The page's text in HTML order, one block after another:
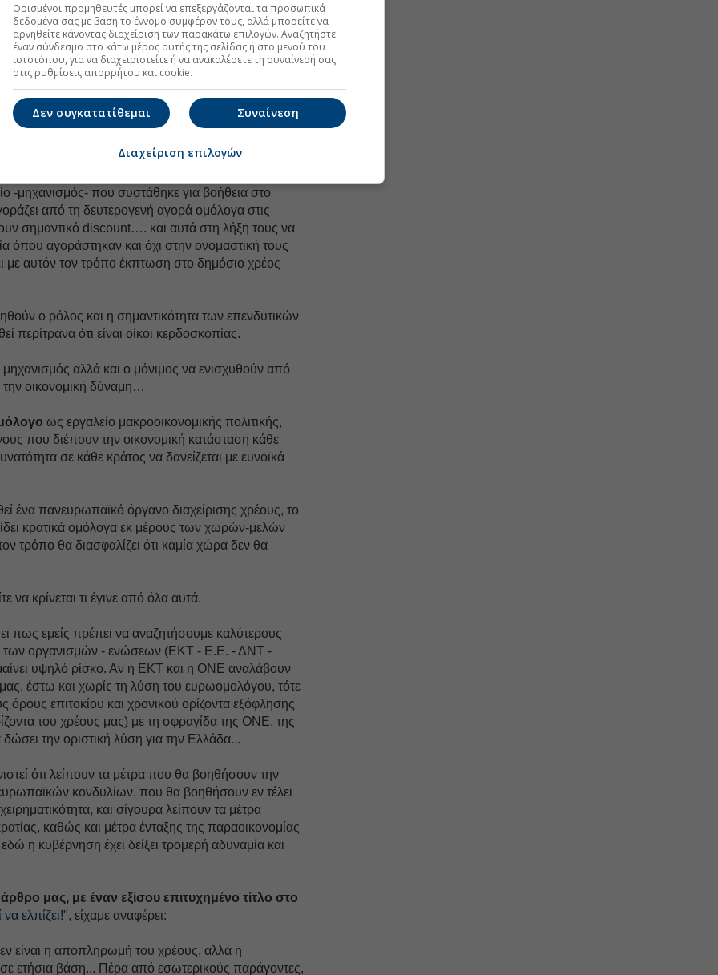
δανείου, που πήραμε (και θα πάρουμε).
επιτοκίου των 110 δισ. να μειωθεί έστω και κατά
ενίσχυσης της ανάπτυξης και της
των οικονομιών στο πλαίσιο της ΟΝΕ…
-μηχανισμός- που συστάθηκε για βοήθεια στο
από τη δευτερογενή αγορά ομόλογα στις
σημαντικό discount…. και αυτά στη λήξη τους να
όπου αγοράστηκαν και όχι στην ονομαστική τους
με αυτόν τον τρόπο έκπτωση στο δημόσιο χρέος
ο ρόλος και η σημαντικότητα των επενδυτικών
περίτρανα ότι είναι οίκοι κερδοσκοπίας.
αλλά και ο μόνιμος να ενισχυθούν από
οικονομική δύναμη…
ως εργαλείο μακροοικονομικής πολιτικής,
που διέπουν την οικονομική κατάσταση κάθε
σε κάθε κράτος να δανείζεται με ευνοϊκά
ένα πανευρωπαϊκό όργανο διαχείρισης χρέους, το
κρατικά ομόλογα εκ μέρους των χωρών-μελών
τρόπο θα διασφαλίζει ότι καμία χώρα δεν θα
να κρίνεται τι έγινε από όλα αυτά.
πως εμείς πρέπει να αναζητήσουμε καλύτερους
των οργανισμών - ενώσεων (ΕΚΤ - Ε.Ε. - ΔΝΤ -
υψηλό ρίσκο. Αν η ΕΚΤ και η ΟΝΕ αναλάβουν
έστω και χωρίς τη λύση του ευρωομολόγου, τότε
επιτοκίου και χρονικού ορίζοντα εξόφλησης
του χρέους μας) με τη σφραγίδα της ΟΝΕ, της
την οριστική λύση για την Ελλάδα...
ότι λείπουν τα μέτρα που θα βοηθήσουν την
κονδυλίων, που θα βοηθήσουν εν τέλει
και σίγουρα λείπουν τα μέτρα
καθώς και μέτρα ένταξης της παραοικονομίας
η κυβέρνηση έχει δείξει τρομερή αδυναμία και
μας, με έναν εξίσου επιτυχημένο τίτλο στο
ελπίζει!",είχαμε αναφέρει:
είναι η αποπληρωμή του χρέους, αλλά η
ετήσια βάση... Πέρα από εσωτερικούς παράγοντες,
Ορισμένοι προμηθευτές μπορεί να επεξεργάζονται τα προσωπικά
δεδομένα σας με βάση το έννομο συμφέρον τους, αλλά μπορείτε να
αρνηθείτε κάνοντας διαχείριση των παρακάτω επιλογών. Αναζητήστε
έναν σύνδεσμο στο κάτω μέρος αυτής της σελίδας ή στο μενού του
ιστοτόπου, για να διαχειριστείτε ή να ανακαλέσετε τη συναίνεσή σας
στις ρυθμίσεις απορρήτου και cookie.
Συναίνεση
Δεν συγκατατίθεμαι
Διαχείριση επιλογών